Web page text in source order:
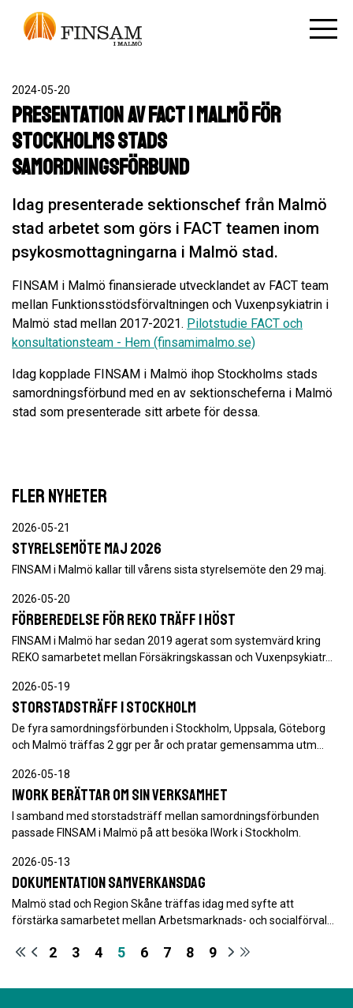
2024-05-20
Presentation av FACT i Malmö för
Stockholms stads
samordningsförbund
Idag presenterade sektionschef från Malmö
stad arbetet som görs i FACT teamen inom
psykosmottagningarna i Malmö stad.
FINSAM i Malmö finansierade utvecklandet av FACT team
mellan Funktionsstödsförvaltningen och Vuxenpsykiatrin i
Malmö stad mellan 2017-2021. Pilotstudie FACT och
konsultationsteam - Hem (finsamimalmo.se)
Idag kopplade FINSAM i Malmö ihop Stockholms stads
samordningsförbund med en av sektionscheferna i Malmö
stad som presenterade sitt arbete för dessa.
FLER NYHETER
2026-05-21
Styrelsemöte maj 2026
FINSAM i Malmö kallar till vårens sista styrelsemöte den 29 maj.
2026-05-20
Förberedelse för REKO träff i höst
FINSAM i Malmö har sedan 2019 agerat som systemvärd kring
REKO samarbetet mellan Försäkringskassan och Vuxenpsykiatr…
2026-05-19
Storstadsträff i Stockholm
De fyra samordningsförbunden i Stockholm, Uppsala, Göteborg
och Malmö träffas 2 ggr per år och pratar gemensamma utm…
2026-05-18
IWork berättar om sin verksamhet
I samband med storstadsträff mellan samordningsförbunden
passade FINSAM i Malmö på att besöka IWork i Stockholm.
2026-05-13
Dokumentation samverkansdag
Malmö stad och Region Skåne träffas idag med syfte att
förstärka samarbetet mellan Arbetsmarknads- och socialförval…
2 3 4 5 6 7 8 9